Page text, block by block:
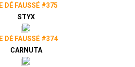
DÉ FAUSSÉ #375
STYX
DÉ FAUSSÉ #374
CARNUTA